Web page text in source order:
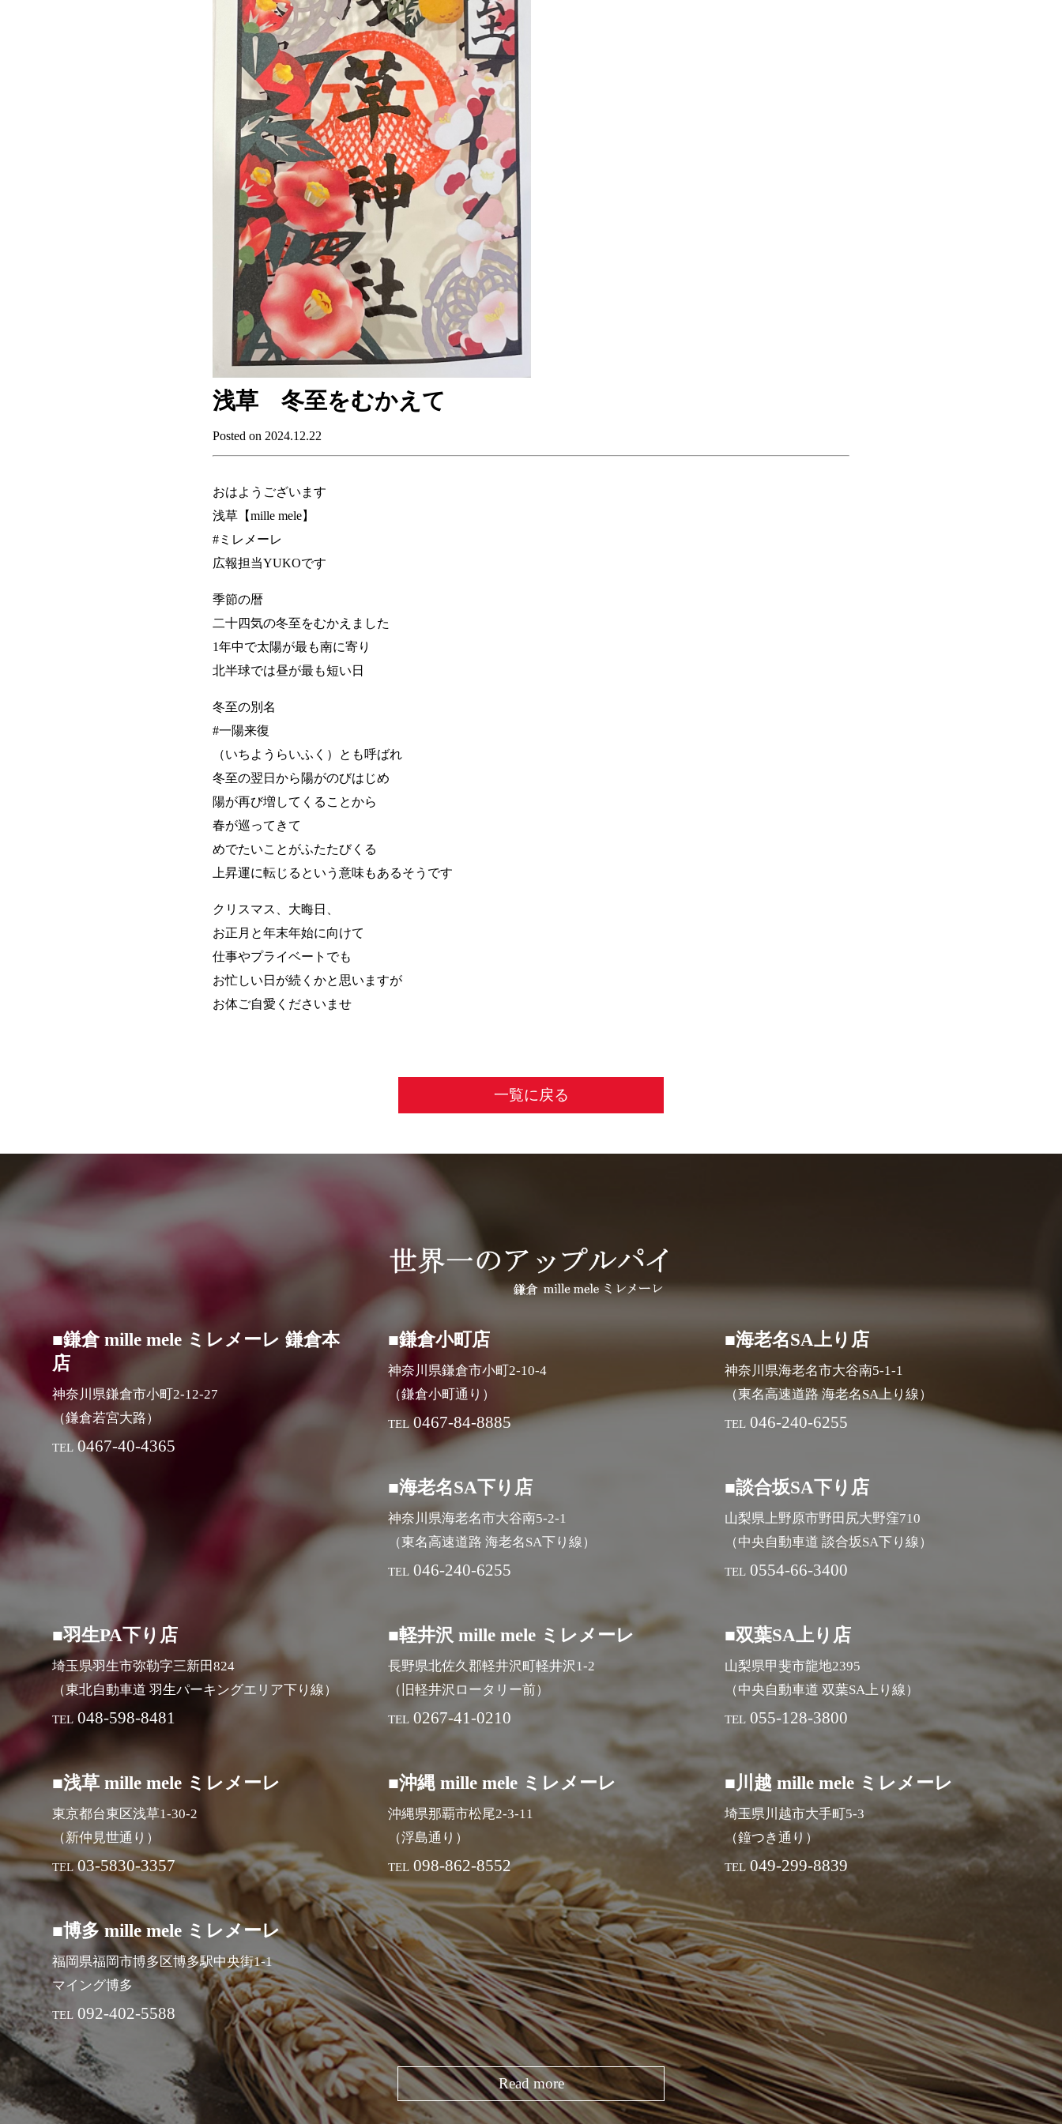
浅草 冬至をむかえて
Posted on 2024.12.22
おはようございます
浅草【mille mele】
#ミレメーレ
広報担当YUKOです
季節の暦
二十四気の冬至をむかえました
1年中で太陽が最も南に寄り
北半球では昼が最も短い日
冬至の別名
#一陽来復
（いちようらいふく）とも呼ばれ
冬至の翌日から陽がのびはじめ
陽が再び増してくることから
春が巡ってきて
めでたいことがふたたびくる
上昇運に転じるという意味もあるそうです
クリスマス、大晦日、
お正月と年末年始に向けて
仕事やプライベートでも
お忙しい日が続くかと思いますが
お体ご自愛くださいませ
一覧に戻る
■鎌倉 mille mele ミレメーレ 鎌倉本
店
神奈川県鎌倉市小町2-12-27
（鎌倉若宮大路）
TEL 0467-40-4365
■鎌倉小町店
神奈川県鎌倉市小町2-10-4
（鎌倉小町通り）
TEL 0467-84-8885
■海老名SA上り店
神奈川県海老名市大谷南5-1-1
（東名高速道路 海老名SA上り線）
TEL 046-240-6255
■海老名SA下り店
神奈川県海老名市大谷南5-2-1
（東名高速道路 海老名SA下り線）
TEL 046-240-6255
■談合坂SA下り店
山梨県上野原市野田尻大野窪710
（中央自動車道 談合坂SA下り線）
TEL 0554-66-3400
■羽生PA下り店
埼玉県羽生市弥勒字三新田824
（東北自動車道 羽生パーキングエリア下り線）
TEL 048-598-8481
■軽井沢 mille mele ミレメーレ
長野県北佐久郡軽井沢町軽井沢1-2
（旧軽井沢ロータリー前）
TEL 0267-41-0210
■双葉SA上り店
山梨県甲斐市龍地2395
（中央自動車道 双葉SA上り線）
TEL 055-128-3800
■浅草 mille mele ミレメーレ
東京都台東区浅草1-30-2
（新仲見世通り）
TEL 03-5830-3357
■沖縄 mille mele ミレメーレ
沖縄県那覇市松尾2-3-11
（浮島通り）
TEL 098-862-8552
■川越 mille mele ミレメーレ
埼玉県川越市大手町5-3
（鐘つき通り）
TEL 049-299-8839
■博多 mille mele ミレメーレ
福岡県福岡市博多区博多駅中央街1-1
マイング博多
TEL 092-402-5588
Read more